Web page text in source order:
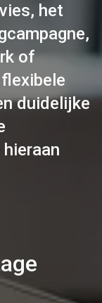
het
of
duidelijke